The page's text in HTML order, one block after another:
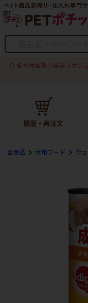
夏季休業及び発送スケジ
全商品 犬用フード ウ